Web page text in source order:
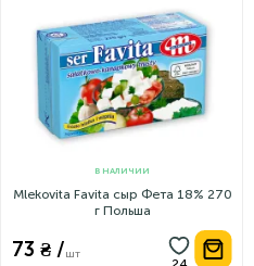
В НАЛИЧИИ
Mlekovita Favita сыр Фета 18% 270
г Польша
73 ₴ /шт